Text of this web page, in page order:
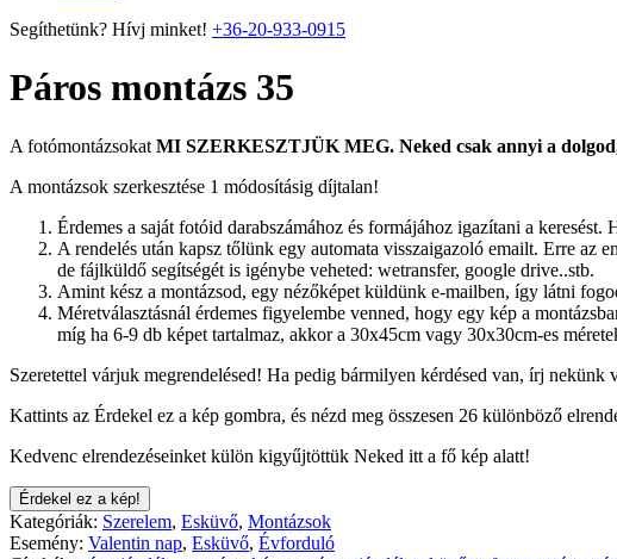
Segíthetünk? Hívj minket! +36-20-933-0915
Páros montázs 35
A fotómontázsokat MI SZERKESZTJÜK MEG. Neked csak annyi a
A montázsok szerkesztése 1 módosításig díjtalan!
Érdemes a saját fotóid darabszámához és formájához igazítani a
A rendelés után kapsz tőlünk egy automata visszaigazoló emailt. Erre
de fájlküldő segítségét is igénybe veheted: wetransfer, google drive..stb.
Amint kész a montázsod, egy nézőképet küldünk e-mailben, így látni
Méretválasztásnál érdemes figyelembe venned, hogy egy kép a
míg ha 6-9 db képet tartalmaz, akkor a 30x45cm vagy 30x30cm-es
Szeretettel várjuk megrendelésed! Ha pedig bármilyen kérdésed van, írj nekünk
Kattints az Érdekel ez a kép gombra, és nézd meg összesen 26 különböző
Kedvenc elrendezéseinket külön kigyűjtöttük Neked itt a fő kép alatt!
Érdekel ez a kép!
Kategóriák: Szerelem, Esküvő, Montázsok
Esemény: Valentin nap, Esküvő, Évforduló